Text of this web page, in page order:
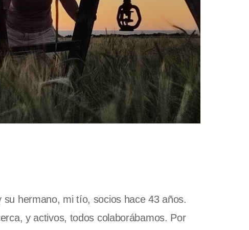
hermano, mi tío, socios hace 43 años.
y activos, todos colaborábamos. Por